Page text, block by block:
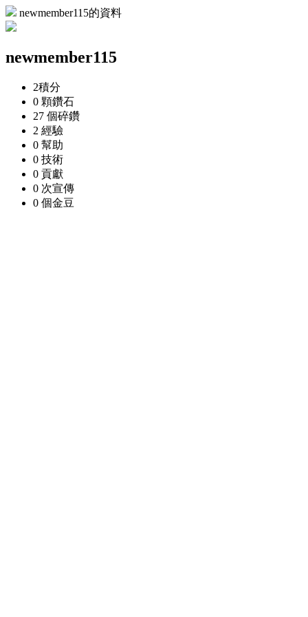
newmember115的資料
newmember115
2積分
0 顆鑽石
27 個碎鑽
2 經驗
0 幫助
0 技術
0 貢獻
0 次宣傳
0 個金豆